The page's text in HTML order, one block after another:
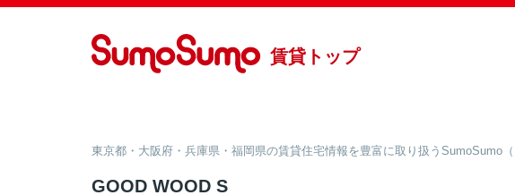
賃貸トップ
東京都・大阪府・兵庫県・福岡県の賃貸住宅情報を豊富に取り扱うSumoSumo（
GOOD WOOD S